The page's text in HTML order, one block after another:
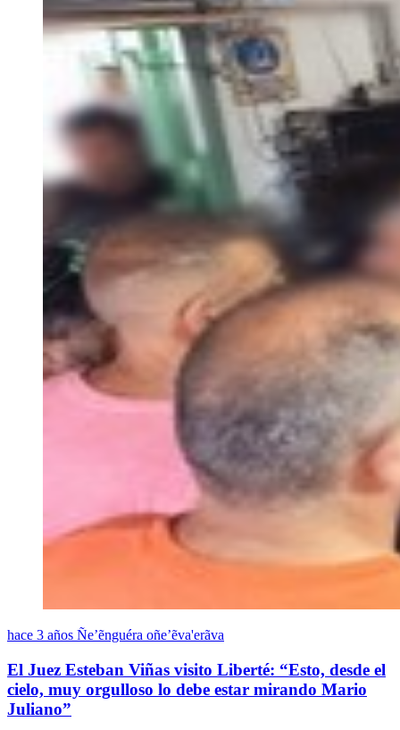
hace 3 años Ñe’ẽnguéra oñe’ẽva'erãva
El Juez Esteban Viñas visito Liberté: “Esto, desde el
cielo, muy orgulloso lo debe estar mirando Mario
Juliano”